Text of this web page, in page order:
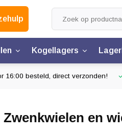
Kogellagers
16:00 besteld, direct verzonden!
Zwenkwielen en